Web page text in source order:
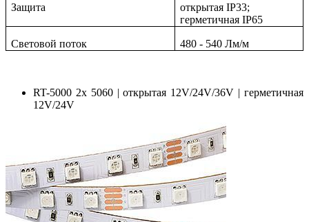
Защита
открытая IP33;
герметичная IP65
Световой поток 480 - 540 Лм/м
RT-5000 2x 5060 | открытая 12V/24V/36V | герметичная
12V/24V